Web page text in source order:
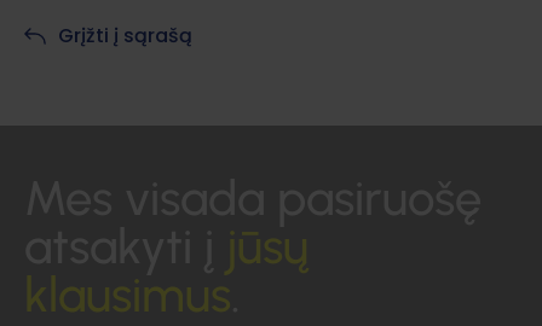
Grįžti į sąrašą
jūsų
klausimus